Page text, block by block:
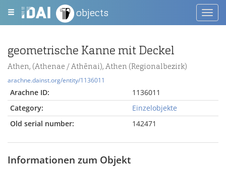
objects
geometrische Kanne mit Deckel
Athen, (Athenae / Athēnai), Athen (Regionalbezirk)
arachne.dainst.org/entity/1136011
Arachne ID:
1136011
Category:
Einzelobjekte
Old serial number:
142471
Informationen zum Objekt